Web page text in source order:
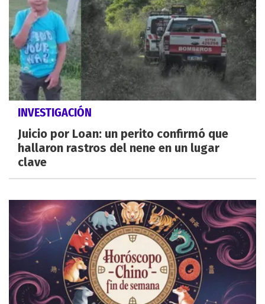
INVESTIGACIÓN
Juicio por Loan: un perito confirmó que
hallaron rastros del nene en un lugar
clave